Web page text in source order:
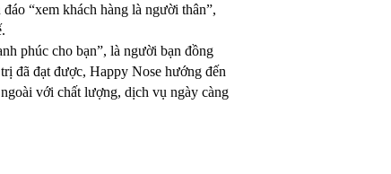
“xem khách hàng là người thân”,
phúc cho bạn”, là người bạn đồng
đã đạt được, Happy Nose hướng đến
với chất lượng, dịch vụ ngày càng